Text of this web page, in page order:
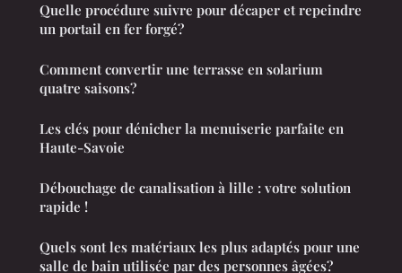
Quelle procédure suivre pour décaper et repeindre
un portail en fer forgé?
Comment convertir une terrasse en solarium
quatre saisons?
Les clés pour dénicher la menuiserie parfaite en
Haute-Savoie
Débouchage de canalisation à lille : votre solution
rapide !
Quels sont les matériaux les plus adaptés pour une
salle de bain utilisée par des personnes âgées?